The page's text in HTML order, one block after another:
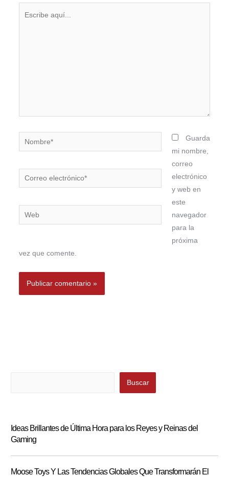
Nombre*
Correo
electrónico*
Web
Guarda
mi nombre,
correo
electrónico
y web en
este
navegador
para la
próxima
vez que comente.
Buscar
Ideas Brillantes de Última Hora para los Reyes y Reinas del
Gaming
Moose Toys Y Las Tendencias Globales Que Transformarán El